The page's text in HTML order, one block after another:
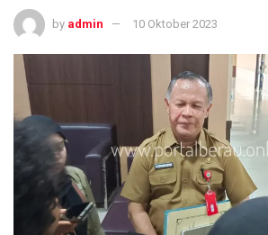
by admin 10 Oktober 2023